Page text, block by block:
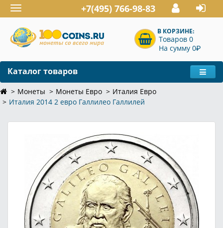
Toggle
navigation
+7(495) 766-98-83
В КОРЗИНЕ:
Товаров 0
На сумму 0P
Каталог товаров
Монеты Монеты Евро
Италия Евро
Италия 2014 2 евро Галлилео Галлилей